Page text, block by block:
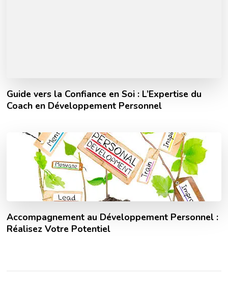
Guide vers la Confiance en Soi : L’Expertise du
Coach en Développement Personnel
Accompagnement au Développement Personnel :
Réalisez Votre Potentiel